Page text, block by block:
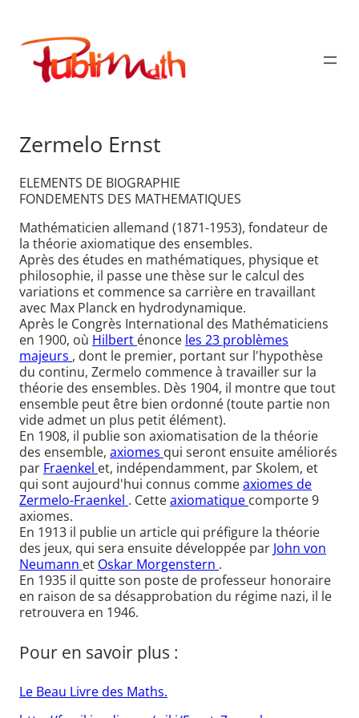
contenu
Publimath
Zermelo Ernst
ELEMENTS DE BIOGRAPHIE
FONDEMENTS DES MATHEMATIQUES
Mathématicien allemand (1871-1953), fondateur de
la théorie axiomatique des ensembles.
Après des études en mathématiques, physique et
philosophie, il passe une thèse sur le calcul des
variations et commence sa carrière en travaillant
avec Max Planck en hydrodynamique.
Après le Congrès International des Mathématiciens
en 1900, où Hilbert énonce les 23 problèmes
majeurs , dont le premier, portant sur l'hypothèse
du continu, Zermelo commence à travailler sur la
théorie des ensembles. Dès 1904, il montre que tout
ensemble peut être bien ordonné (toute partie non
vide admet un plus petit élément).
En 1908, il publie son axiomatisation de la théorie
des ensemble, axiomes qui seront ensuite améliorés
par Fraenkel et, indépendamment, par Skolem, et
qui sont aujourd'hui connus commeaxiomes de
Zermelo-Fraenkel . Cetteaxiomatique comporte 9
axiomes.
En 1913 il publie un article qui préfigure la théorie
des jeux, qui sera ensuite développée par John von
Neumann et Oskar Morgenstern .
En 1935 il quitte son poste de professeur honoraire
en raison de sa désapprobation du régime nazi, il le
retrouvera en 1946.
Pour en savoir plus :
Le Beau Livre des Maths.